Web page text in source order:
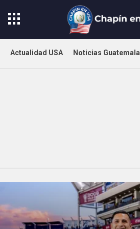
Actualidad USA Noticias Guatemala